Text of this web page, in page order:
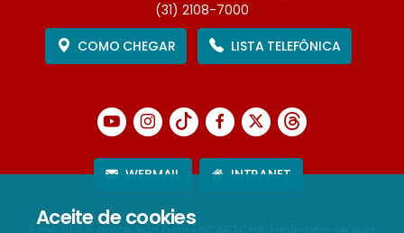
Aceite de cookies
(31) 2108-7000
COMO CHEGAR
LISTA TELEFÔNICA
WEBMAIL INTRANET